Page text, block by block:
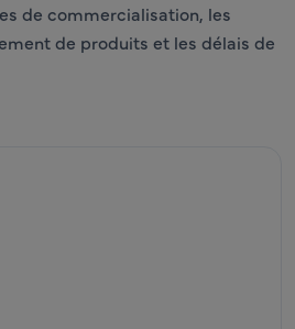
de commercialisation, les
de produits et les délais de